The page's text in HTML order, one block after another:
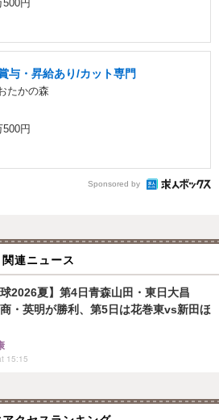
500円
与・昇給あり/カット専門
たかの森
500円
Sponsored by
関連ニュース
球2026夏】第4日青森山田・東日大昌
・英明が勝利、第5日は花巻東vs新田ほ
15:15